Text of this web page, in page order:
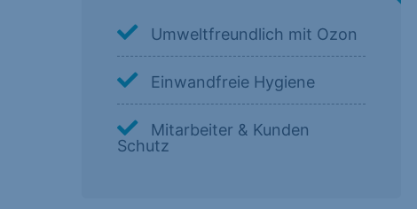
Umweltfreundlich mit Ozon
Einwandfreie Hygiene
Mitarbeiter & Kunden
Schutz